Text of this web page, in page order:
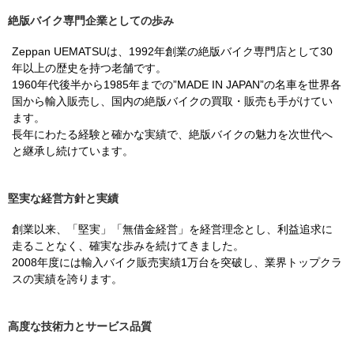
絶版バイク専門企業としての歩み
Zeppan UEMATSUは、1992年創業の絶版バイク専門店として30
年以上の歴史を持つ老舗です。
1960年代後半から1985年までの”MADE IN JAPAN”の名車を世界各
国から輸入販売し、国内の絶版バイクの買取・販売も手がけてい
ます。
長年にわたる経験と確かな実績で、絶版バイクの魅力を次世代へ
と継承し続けています。
堅実な経営方針と実績
創業以来、「堅実」「無借金経営」を経営理念とし、利益追求に
走ることなく、確実な歩みを続けてきました。
2008年度には輸入バイク販売実績1万台を突破し、業界トップクラ
スの実績を誇ります。
高度な技術力とサービス品質